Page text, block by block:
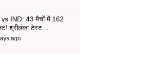
vs IND: 43 मैचों में 162
श्रीलंका टेस्ट…
ago